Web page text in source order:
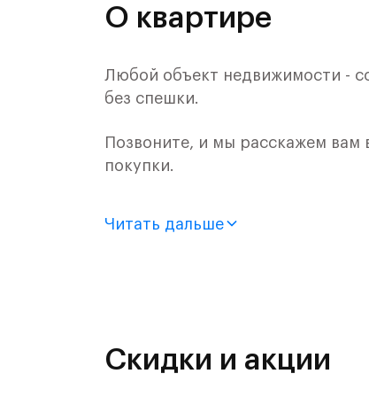
О квартире
Любой объект недвижимости -
без спешки.
Позвоните, и мы расскажем вам
покупки.
монолитного дома (Корпус 59,
и Подушкинским лесами.
Читать дальше
Скидки и акции